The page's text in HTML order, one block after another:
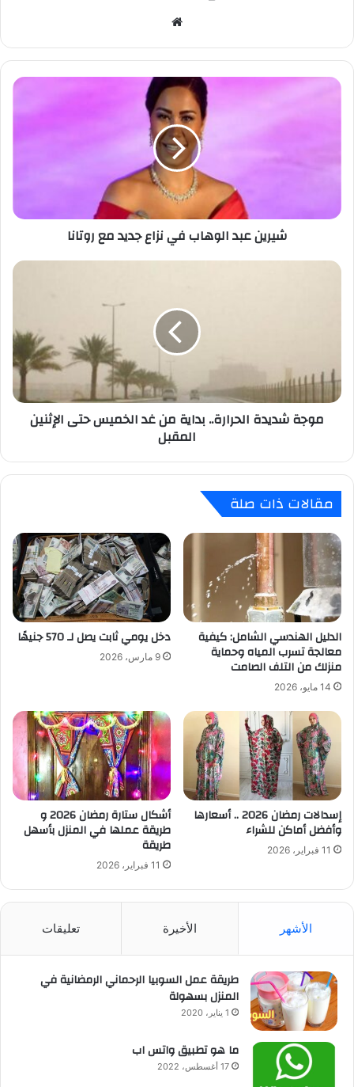
شيرين
جديد
شيرين عبد الوهاب في نزاع جديد مع روتانا
موجة
الخميس
حتى
الإثنين
المقبلموجة شديدة الحرارة.. بداية من غد الخميس حتى الإثنين
المقبل
مقالات ذات صلة
الدليل الهندسي الشامل: كيفية
معالجة تسرب المياه وحماية
منزلك من التلف الصامت
14 مايو، 2026
دخل يومي ثابت يصل لـ 570 جنيهًا
9 مارس، 2026
إسدالات رمضان 2026 .. أسعارها
وأفضل أماكن للشراء
11 فبراير، 2026
أشكال ستارة رمضان 2026 و
طريقة عملها في المنزل بأسهل
طريقة
11 فبراير، 2026
الأشهر الأخيرة تعليقات
طريقة عمل السوبيا الرحماني الرمضانية في
المنزل بسهولة
1 يناير، 2020
ما هو تطبيق واتس اب
17 أغسطس، 2022